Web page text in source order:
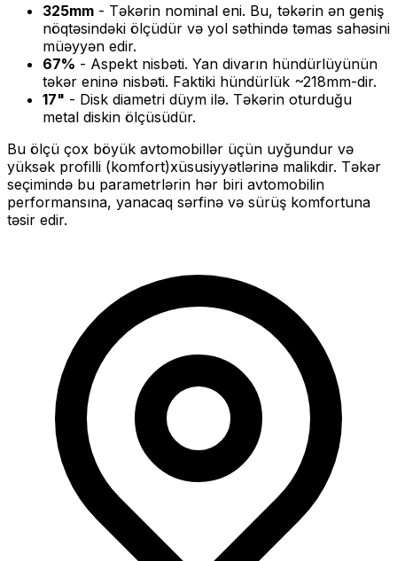
325mm - Təkərin nominal eni. Bu, təkərin ən geniş
nöqtəsindəki ölçüdür və yol səthində təmas sahəsini
müəyyən edir.
67% - Aspekt nisbəti. Yan divarın hündürlüyünün
təkər eninə nisbəti. Faktiki hündürlük ~218mm-dir.
17" - Disk diametri düym ilə. Təkərin oturduğu
metal diskin ölçüsüdür.
Bu ölçü çox böyük avtomobillər üçün uyğundur və
yüksək profilli (komfort)xüsusiyyətlərinə malikdir. Təkər
seçimində bu parametrlərin hər biri avtomobilin
performansına, yanacaq sərfinə və sürüş komfortuna
təsir edir.